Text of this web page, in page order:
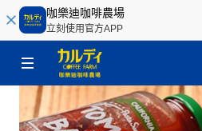
咖樂迪咖啡農場
立刻使用官方APP